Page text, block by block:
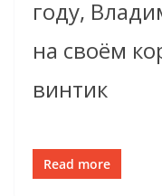
году,
на своём
винтик
Read more